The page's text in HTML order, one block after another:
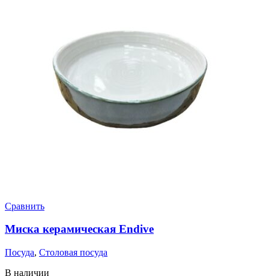
Сравнить
Миска керамическая Endive
Посуда, Столовая посуда
В наличии